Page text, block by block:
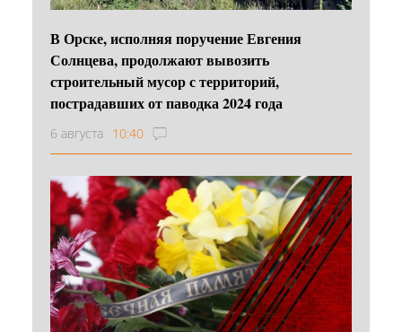
В Орске, исполняя поручение Евгения
Солнцева, продолжают вывозить
строительный мусор с территорий,
пострадавших от паводка 2024 года
6 августа 10:40